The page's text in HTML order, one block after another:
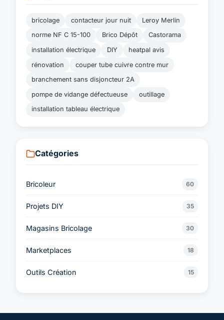
bricolage contacteur jour nuit
Leroy Merlin
norme NF C 15-100
Brico Dépôt
Castorama
installation électrique
DIY
heatpal avis
rénovation
couper tube cuivre contre mur
branchement sans disjoncteur 2A
pompe de vidange défectueuse
outillage
installation tableau électrique
Catégories
Bricoleur 60
Projets DIY 35
Magasins Bricolage 30
Marketplaces 18
Outils Création 15